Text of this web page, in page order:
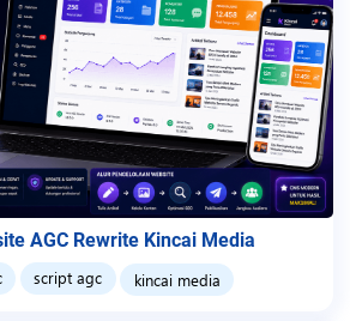
AGC Rewrite Kincai Media
script agc kincai media